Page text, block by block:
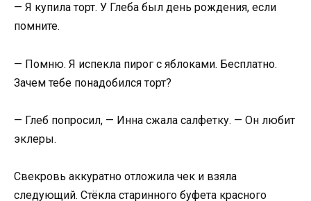
— Я купила торт. У Глеба был день рождения, если
помните.
— Помню. Я испекла пирог с яблоками. Бесплатно.
Зачем тебе понадобился торт?
— Глеб попросил, — Инна сжала салфетку. — Он любит
эклеры.
Свекровь аккуратно отложила чек и взяла
следующий. Стёкла старинного буфета красного